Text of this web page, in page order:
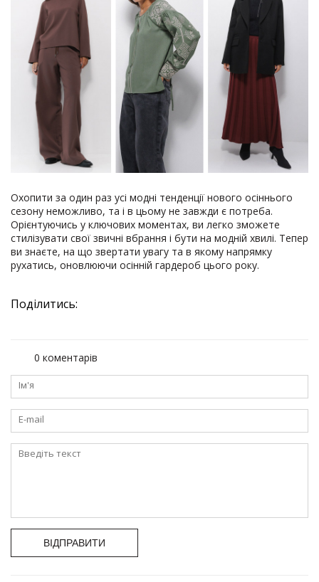
Охопити за один раз усі модні тенденції нового осіннього
сезону неможливо, та і в цьому не завжди є потреба.
Орієнтуючись у ключових моментах, ви легко зможете
стилізувати свої звичні вбрання і бути на модній хвилі. Тепер
ви знаєте, на що звертати увагу та в якому напрямку
рухатись, оновлюючи осінній гардероб цього року.
Поділитись:
0 коментарів
ВІДПРАВИТИ